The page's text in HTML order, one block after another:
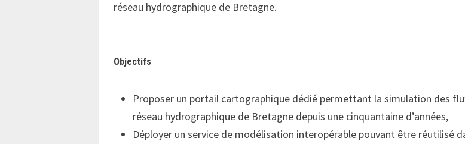
réseau hydrographique de Bretagne.
Objectifs
Proposer un portail cartographique dédié permettant la simulation des
réseau hydrographique de Bretagne depuis une cinquantaine d’années,
Déployer un service de modélisation interopérable pouvant être réutilisé